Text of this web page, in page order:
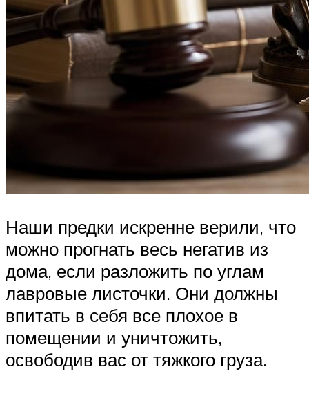
Наши предки искренне верили, что
можно прогнать весь негатив из
дома, если разложить по углам
лавровые листочки. Они должны
впитать в себя все плохое в
помещении и уничтожить,
освободив вас от тяжкого груза.